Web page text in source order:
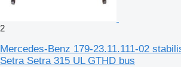
2
Mercedes-Benz 179-23.11.111-02
Setra Setra 315 UL GTHD bus